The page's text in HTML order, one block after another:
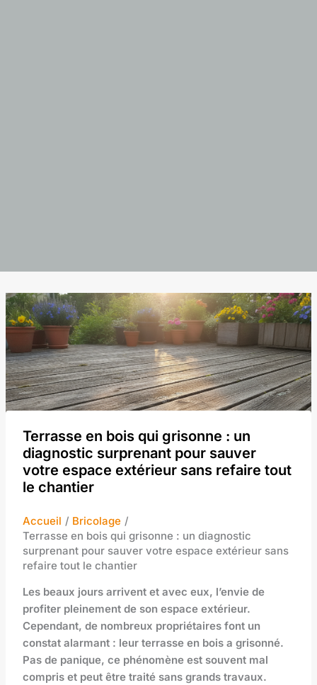
Terrasse en bois qui grisonne : un
diagnostic surprenant pour sauver
votre espace extérieur sans refaire tout
le chantier
Accueil
Bricolage
Terrasse en bois qui grisonne : un diagnostic
surprenant pour sauver votre espace extérieur sans
refaire tout le chantier
Les beaux jours arrivent et avec eux, l’envie de
profiter pleinement de son espace extérieur.
Cependant, de nombreux propriétaires font un
constat alarmant : leur terrasse en bois a grisonné.
Pas de panique, ce phénomène est souvent mal
compris et peut être traité sans grands travaux.